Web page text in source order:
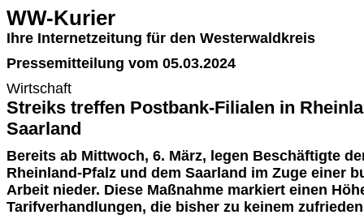
WW-Kurier
Ihre Internetzeitung für den Westerwaldkreis
Pressemitteilung vom 05.03.2024
Wirtschaft
Streiks treffen Postbank-Filialen in
Saarland
Bereits ab Mittwoch, 6. März, legen Beschäftigte
Rheinland-Pfalz und dem Saarland im Zuge einer
Arbeit nieder. Diese Maßnahme markiert einen
Tarifverhandlungen, die bisher zu keinem